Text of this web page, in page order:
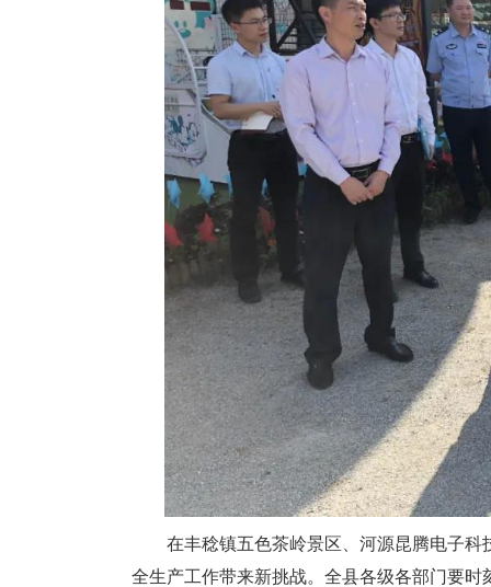
在丰稔镇五色茶岭景区、河源昆腾电子科
全生产工作带来新挑战。全县各级各部门要